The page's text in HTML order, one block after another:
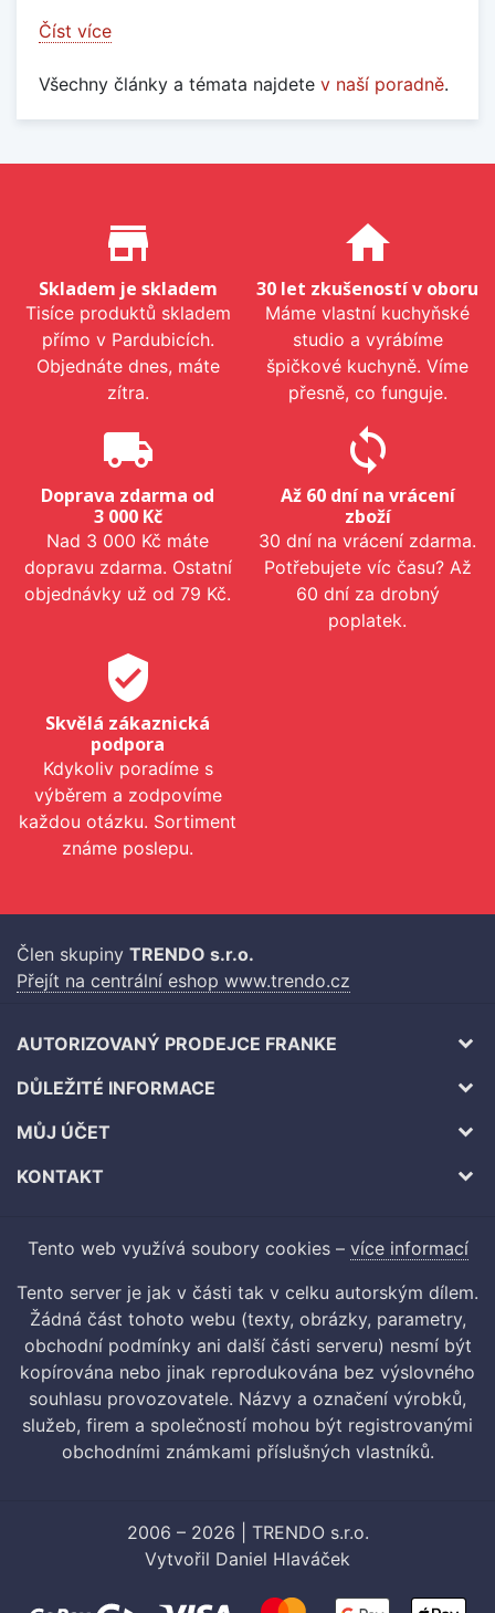
Číst více
Všechny články a témata najdete v naší poradně.
Proč nakupovat u nás?
store_mall_directory
Skladem je skladem
Tisíce produktů skladem
přímo v Pardubicích.
Objednáte dnes, máte
zítra.
home
30 let zkušeností v oboru
Máme vlastní kuchyňské
studio a vyrábíme
špičkové kuchyně. Víme
přesně, co funguje.
local_shipping
Doprava zdarma od
3 000 Kč
Nad 3 000 Kč máte
dopravu zdarma. Ostatní
objednávky už od 79 Kč.
sync
Až 60 dní na vrácení
zboží
30 dní na vrácení zdarma.
Potřebujete víc času? Až
60 dní za drobný
poplatek.
verified_user
Skvělá zákaznická
podpora
Kdykoliv poradíme s
výběrem a zodpovíme
každou otázku. Sortiment
známe poslepu.
Člen skupiny TRENDO s.r.o.
Přejít na centrální eshop www.trendo.cz
AUTORIZOVANÝ PRODEJCE FRANKE
DŮLEŽITÉ INFORMACE
MŮJ ÚČET
KONTAKT
Tento web využívá soubory cookies – více informací
Tento server je jak v části tak v celku autorským dílem.
Žádná část tohoto webu (texty, obrázky, parametry,
obchodní podmínky ani další části serveru) nesmí být
kopírována nebo jinak reprodukována bez výslovného
souhlasu provozovatele. Názvy a označení výrobků,
služeb, firem a společností mohou být registrovanými
obchodními známkami příslušných vlastníků.
2006 – 2026 | TRENDO s.r.o.
Vytvořil Daniel Hlaváček